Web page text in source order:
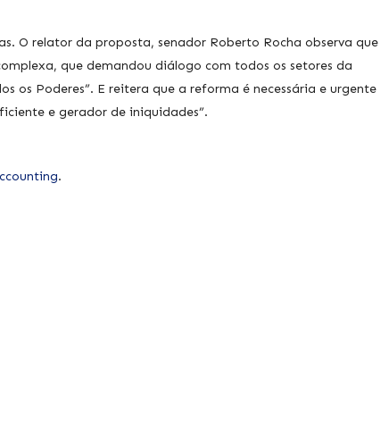
O relator da proposta, senador Roberto Rocha observa que
que demandou diálogo com todos os setores da
os Poderes”. E reitera que a reforma é necessária e urgente
e gerador de iniquidades”.
.